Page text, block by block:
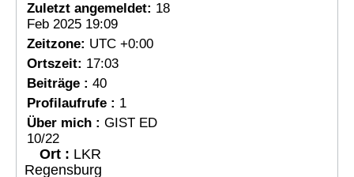
Zuletzt angemeldet: 18
Feb 2025 19:09
Zeitzone: UTC +0:00
Ortszeit: 17:03
Beiträge : 40
Profilaufrufe : 1
Über mich : GIST ED
10/22
Ort : LKR
Regensburg